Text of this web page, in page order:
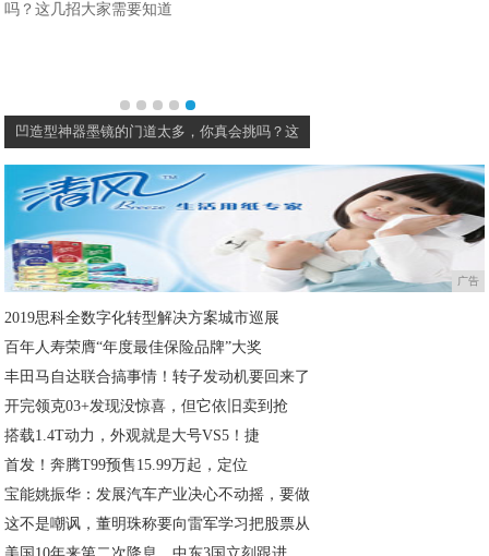
凹造型神器墨镜的门道太多，你真会挑吗？这
广告
2019思科全数字化转型解决方案城市巡展
百年人寿荣膺“年度最佳保险品牌”大奖
丰田马自达联合搞事情！转子发动机要回来了
开完领克03+发现没惊喜，但它依旧卖到抢
搭载1.4T动力，外观就是大号VS5！捷
首发！奔腾T99预售15.99万起，定位
宝能姚振华：发展汽车产业决心不动摇，要做
这不是嘲讽，董明珠称要向雷军学习把股票从